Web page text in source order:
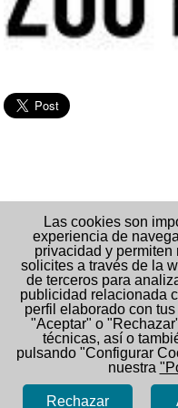
Las cookies son
experiencia de
privacidad y
solicites a través de la
de terceros para
publicidad relacionada
perfil elaborado con
"Aceptar" o
técnicas, así o
pulsando "Configurar
nuestra
Rechazar
ZOO POSSE, SL